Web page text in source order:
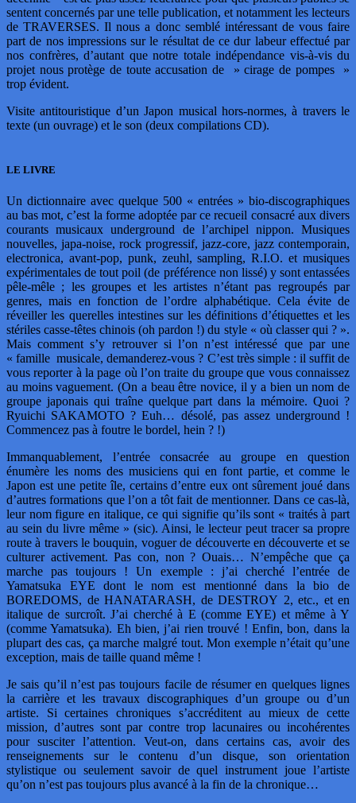
sentent concernés par une telle publication, et notamment les lecteurs
de TRAVERSES. Il nous a donc semblé intéressant de vous faire
part de nos impressions sur le résultat de ce dur labeur effectué par
nos confrères, d’autant que notre totale indépendance vis-à-vis du
projet nous protège de toute accusation de » cirage de pompes »
trop évident.
Visite antitouristique d’un Japon musical hors-normes, à travers le
texte (un ouvrage) et le son (deux compilations CD).
LE LIVRE
Un dictionnaire avec quelque 500 « entrées » bio-discographiques
au bas mot, c’est la forme adoptée par ce recueil consacré aux divers
courants musicaux underground de l’archipel nippon. Musiques
nouvelles, japa-noise, rock progressif, jazz-core, jazz contemporain,
electronica, avant-pop, punk, zeuhl, sampling, R.I.O. et musiques
expérimentales de tout poil (de préférence non lissé) y sont entassées
pêle-mêle ; les groupes et les artistes n’étant pas regroupés par
genres, mais en fonction de l’ordre alphabétique. Cela évite de
réveiller les querelles intestines sur les définitions d’étiquettes et les
stériles casse-têtes chinois (oh pardon !) du style « où classer qui ? ».
Mais comment s’y retrouver si l’on n’est intéressé que par une
« famille musicale, demanderez-vous ? C’est très simple : il suffit de
vous reporter à la page où l’on traite du groupe que vous connaissez
au moins vaguement. (On a beau être novice, il y a bien un nom de
groupe japonais qui traîne quelque part dans la mémoire. Quoi ?
Ryuichi SAKAMOTO ? Euh… désolé, pas assez underground !
Commencez pas à foutre le bordel, hein ? !)
Immanquablement, l’entrée consacrée au groupe en question
énumère les noms des musiciens qui en font partie, et comme le
Japon est une petite île, certains d’entre eux ont sûrement joué dans
d’autres formations que l’on a tôt fait de mentionner. Dans ce cas-là,
leur nom figure en italique, ce qui signifie qu’ils sont « traités à part
au sein du livre même » (sic). Ainsi, le lecteur peut tracer sa propre
route à travers le bouquin, voguer de découverte en découverte et se
culturer activement. Pas con, non ? Ouais… N’empêche que ça
marche pas toujours ! Un exemple : j’ai cherché l’entrée de
Yamatsuka EYE dont le nom est mentionné dans la bio de
BOREDOMS, de HANATARASH, de DESTROY 2, etc., et en
italique de surcroît. J’ai cherché à E (comme EYE) et même à Y
(comme Yamatsuka). Eh bien, j’ai rien trouvé ! Enfin, bon, dans la
plupart des cas, ça marche malgré tout. Mon exemple n’était qu’une
exception, mais de taille quand même !
Je sais qu’il n’est pas toujours facile de résumer en quelques lignes
la carrière et les travaux discographiques d’un groupe ou d’un
artiste. Si certaines chroniques s’accréditent au mieux de cette
mission, d’autres sont par contre trop lacunaires ou incohérentes
pour susciter l’attention. Veut-on, dans certains cas, avoir des
renseignements sur le contenu d’un disque, son orientation
stylistique ou seulement savoir de quel instrument joue l’artiste
qu’on n’est pas toujours plus avancé à la fin de la chronique…